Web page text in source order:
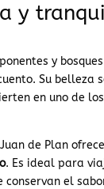
y
y
Su
en uno de
de Plan
. Es ideal para
el